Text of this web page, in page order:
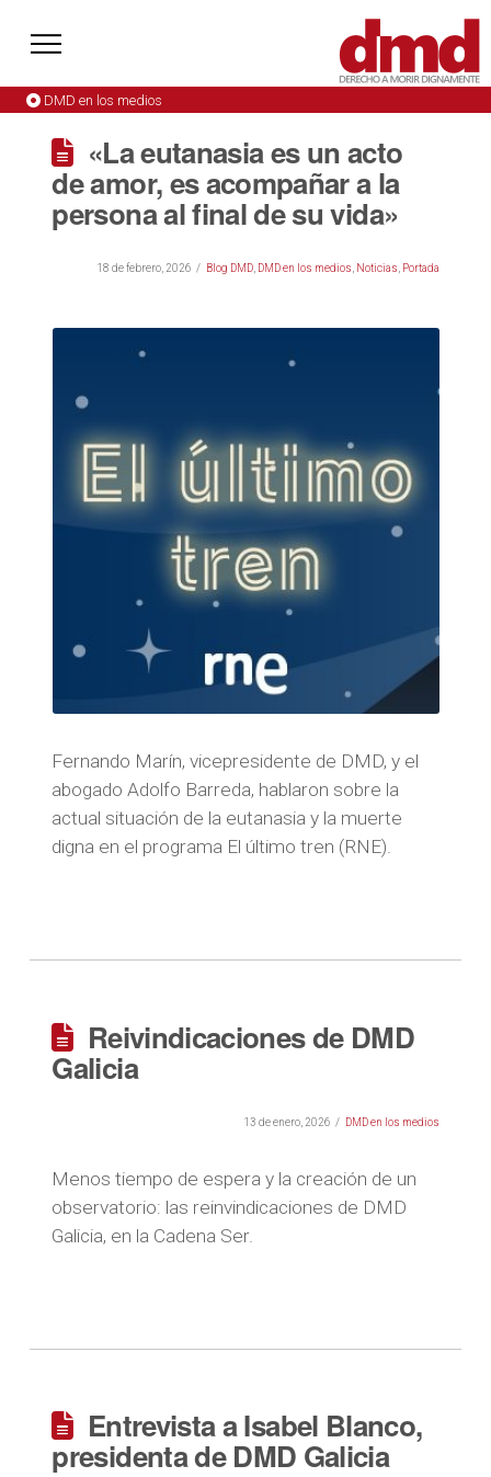
DMD en los medios
«La eutanasia es un acto
de amor, es acompañar a la
persona al final de su vida»
18 de febrero, 2026 Blog DMD, DMD en los medios Noticias Portada
Fernando Marín, vicepresidente de DMD, y el
abogado Adolfo Barreda, hablaron sobre la
actual situación de la eutanasia y la muerte
digna en el programa El último tren (RNE).
Reivindicaciones de DMD
Galicia
13 de enero, 2026 DMD en los medios
Menos tiempo de espera y la creación de un
observatorio: las reinvindicaciones de DMD
Galicia, en la Cadena Ser.
Entrevista a Isabel Blanco,
presidenta de DMD Galicia